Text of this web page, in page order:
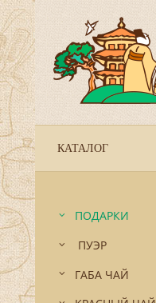
КАТАЛОГ
ПОДАРКИ
ПУЭР
ГАБА ЧАЙ